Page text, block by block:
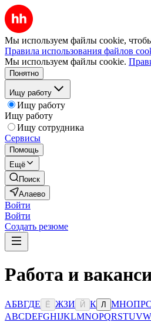
Мы используем файлы cookie, чтобы
Правила использования файлов
Мы используем файлы cookie.
Понятно
Ищу работу
Ищу работу
Ищу работу
Ищу сотрудника
Сервисы
Помощь
Ещё
Поиск
Алаево
Войти
Войти
Создать резюме
Работа и
АБВГДЕ Ё ЖЗИ Й К Л МНОПРС
ABCDEFGHIJKLMNOPQRSTUVW